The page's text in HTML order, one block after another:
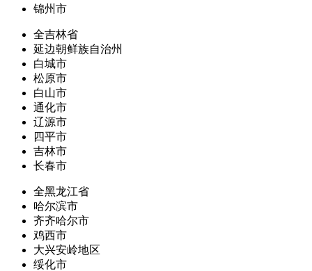
锦州市
全吉林省
延边朝鲜族自治州
白城市
松原市
白山市
通化市
辽源市
四平市
吉林市
长春市
全黑龙江省
哈尔滨市
齐齐哈尔市
鸡西市
大兴安岭地区
绥化市